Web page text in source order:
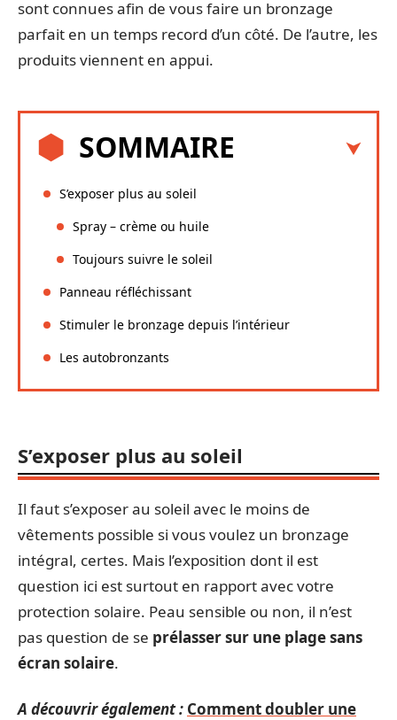
sont connues afin de vous faire un bronzage
parfait en un temps record d’un côté. De l’autre, les
produits viennent en appui.
SOMMAIRE
S’exposer plus au soleil
Spray – crème ou huile
Toujours suivre le soleil
Panneau réfléchissant
Stimuler le bronzage depuis l’intérieur
Les autobronzants
S’exposer plus au soleil
Il faut s’exposer au soleil avec le moins de
vêtements possible si vous voulez un bronzage
intégral, certes. Mais l’exposition dont il est
question ici est surtout en rapport avec votre
protection solaire. Peau sensible ou non, il n’est
pas question de se prélasser sur une plage sans
écran solaire.
A découvrir également : Comment doubler une